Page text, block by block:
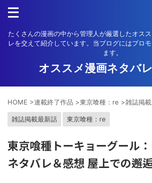
たくさんの漫画の中から管理人が厳選したオス
レを交えて紹介しています。当ブログにはプロ
ます。
オススメ漫画ネタバ
HOME >連載終了作品 >東京喰種：re >雑誌掲
雑誌掲載最新話 東京喰種：re
東京喰種トーキョーグール
ネタバレ＆感想 屋上での邂